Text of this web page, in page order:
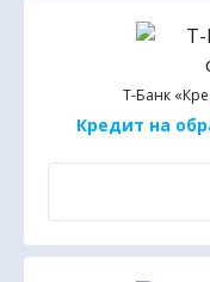
Т-Банк
Кредит на